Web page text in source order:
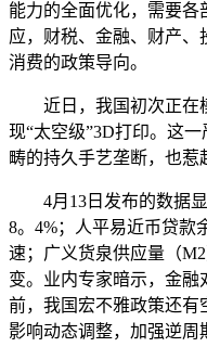
能力的全面优化，需要各
应，财税、金融、财产、
消费的政策导向。
近日，我国初次正在
现“太空级”3D打印。这
畴的持久手艺垄断，也惹
4月13日发布的数据显
8。4%；人平易近币贷款
速；广义货泉供应量（
变。业内专家暗示，金融
前，我国宏不雅政策还有
影响动态调整，加强逆周